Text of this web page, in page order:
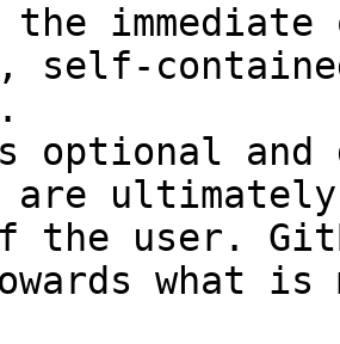
self-
optional and
are
the user.
what